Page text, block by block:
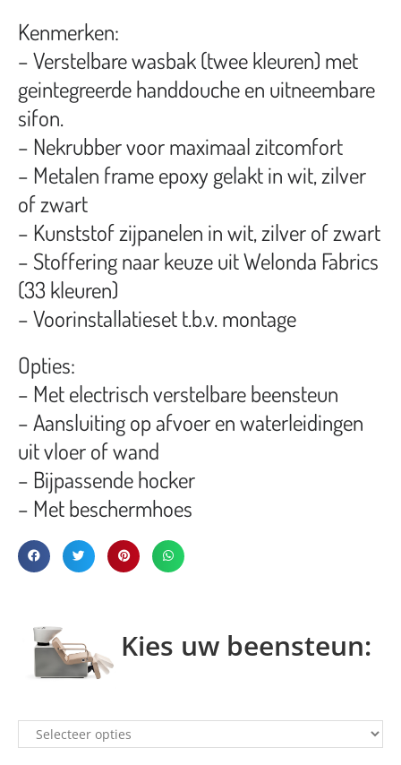
Kenmerken:
– Verstelbare wasbak (twee kleuren) met
geintegreerde handdouche en uitneembare
sifon.
– Nekrubber voor maximaal zitcomfort
– Metalen frame epoxy gelakt in wit, zilver
of zwart
– Kunststof zijpanelen in wit, zilver of zwart
– Stoffering naar keuze uit Welonda Fabrics
(33 kleuren)
– Voorinstallatieset t.b.v. montage
Opties:
– Met electrisch verstelbare beensteun
– Aansluiting op afvoer en waterleidingen
uit vloer of wand
– Bijpassende hocker
– Met beschermhoes
Kies uw beensteun: